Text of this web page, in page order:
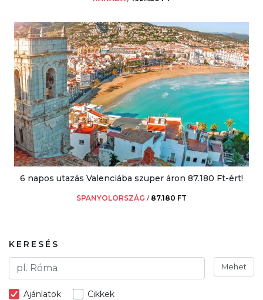
6 napos utazás Valenciába szuper áron 87.180 Ft-ért!
SPANYOLORSZÁG / 87.180 FT
KERESÉS
Mehet
Ajánlatok Cikkek